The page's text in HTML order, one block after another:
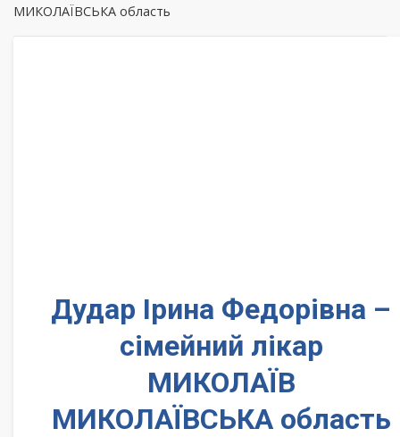
МИКОЛАЇВСЬКА область
Дудар Ірина Федорівна –
сімейний лікар
МИКОЛАЇВ
МИКОЛАЇВСЬКА область